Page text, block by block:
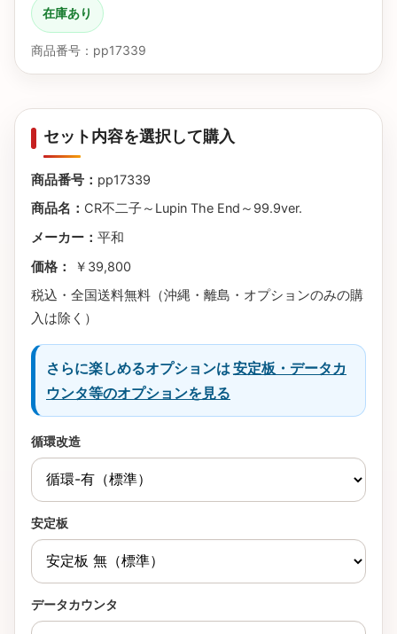
在庫あり
商品番号：pp17339
セット内容を選択して購入
商品番号： pp17339
商品名： CR不二子～Lupin The End～99.9ver.
メーカー： 平和
価格：
￥39,800
税込・全国送料無料（沖縄・離島・オプションのみの購
入は除く）
さらに楽しめるオプションは安定板・データカ
ウンタ等のオプションを見る
循環改造
安定板
データカウンタ